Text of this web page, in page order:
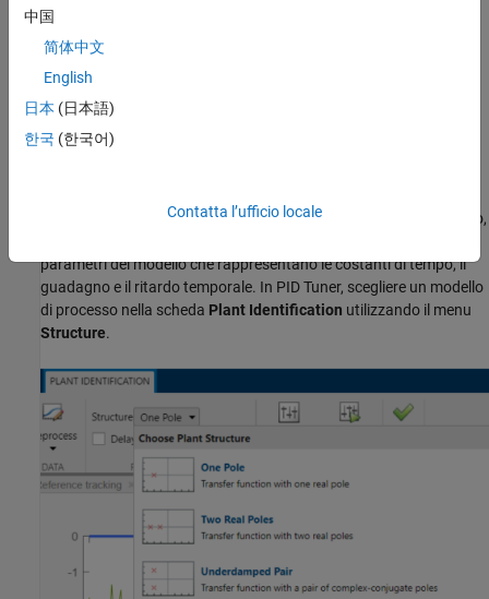
selezionata per impostazione predefinita. Questa impostazione
predefinita non è sensibile alla natura dei dati e potrebbe non
essere adatta alla propria applicazione. Si consiglia quindi di
l’identificazione dei parametri.
meno e possono essere aumentate con l’aggiunta di elementi zero,
parametri del modello che rappresentano le costanti di tempo, il
guadagno e il ritardo temporale. In PID Tuner, scegliere un modello
di processo nella scheda Plant Identification utilizzando il menu
Structure.
中国
简体中文
English
日本 (日本語)
한국 (한국어)
Contatta l’ufficio locale